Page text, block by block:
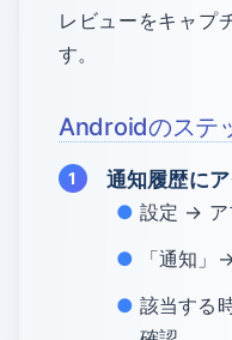
レビューをキャプ
す。
Androidのステ
通知履歴に
設定 → ア
「通知
該当する